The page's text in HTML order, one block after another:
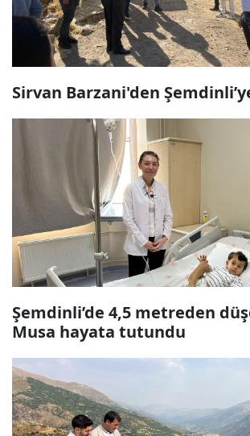
Sirvan Barzani'den
Şemdinli’de 4,5 metreden
Musa hayata tutundu